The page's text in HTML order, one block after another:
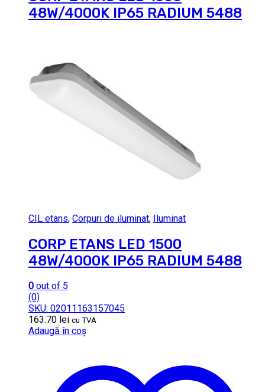
48W/4000K IP65 RADIUM 5488
CIL etans, Corpuri de iluminat, Iluminat
CORP ETANS LED 1500
48W/4000K IP65 RADIUM 5488
0 out of 5
(0)
SKU: 02011163157045
163.70 lei cu TVA
Adaugă în coș